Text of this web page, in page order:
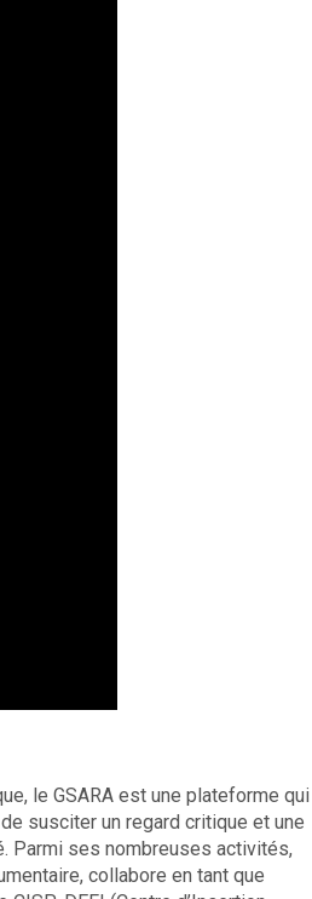
le GSARA est une plateforme qui
susciter un regard critique et une
Parmi ses nombreuses activités,
collabore en tant que